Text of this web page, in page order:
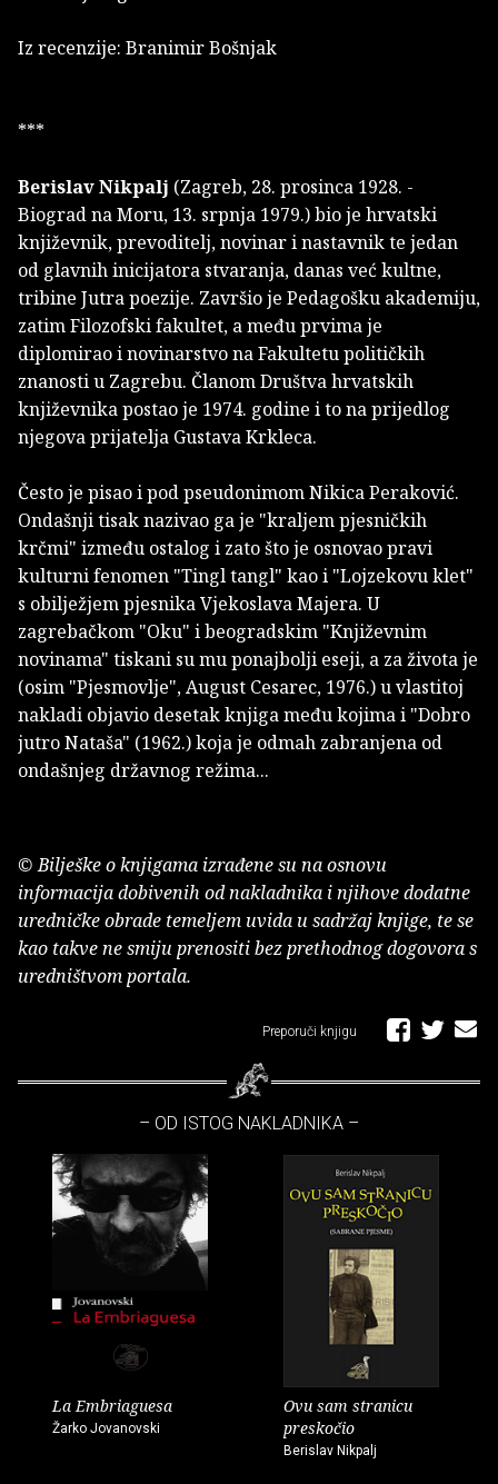
Iz recenzije: Branimir Bošnjak
***
Berislav Nikpalj (Zagreb, 28. prosinca 1928. -
Biograd na Moru, 13. srpnja 1979.) bio je hrvatski
književnik, prevoditelj, novinar i nastavnik te jedan
od glavnih inicijatora stvaranja, danas već kultne,
tribine Jutra poezije. Završio je Pedagošku akademiju,
zatim Filozofski fakultet, a među prvima je
diplomirao i novinarstvo na Fakultetu političkih
znanosti u Zagrebu. Članom Društva hrvatskih
književnika postao je 1974. godine i to na prijedlog
njegova prijatelja Gustava Krkleca.
Često je pisao i pod pseudonimom Nikica Peraković.
Ondašnji tisak nazivao ga je "kraljem pjesničkih
krčmi" između ostalog i zato što je osnovao pravi
kulturni fenomen "Tingl tangl" kao i "Lojzekovu klet"
s obilježjem pjesnika Vjekoslava Majera. U
zagrebačkom "Oku" i beogradskim "Književnim
novinama" tiskani su mu ponajbolji eseji, a za života je
(osim "Pjesmovlje", August Cesarec, 1976.) u vlastitoj
nakladi objavio desetak knjiga među kojima i "Dobro
jutro Nataša" (1962.) koja je odmah zabranjena od
ondašnjeg državnog režima...
© Bilješke o knjigama izrađene su na osnovu
informacija dobivenih od nakladnika i njihove dodatne
uredničke obrade temeljem uvida u sadržaj knjige, te se
kao takve ne smiju prenositi bez prethodnog dogovora s
uredništvom portala.
Preporuči knjigu
– OD ISTOG NAKLADNIKA –
La Embriaguesa
Žarko Jovanovski
Ovu sam stranicu
preskočio
Berislav Nikpalj